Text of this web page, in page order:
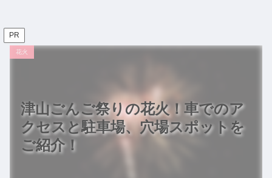
PR
津山ごんご祭りの花火！車でのア
クセスと駐車場、穴場スポットを
ご紹介！
花火